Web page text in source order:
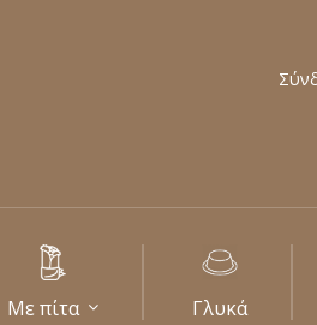
Με πίτα Γλυκά